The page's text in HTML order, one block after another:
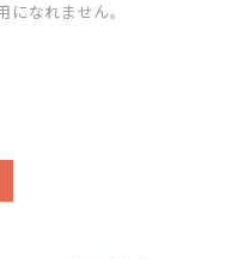
なれません。